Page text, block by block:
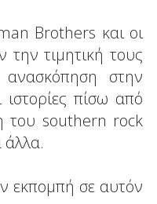
Brothers και οι
την τιμητική τους
στην
πίσω από
του southern rock
άλλα.
εκπομπή σε αυτόν